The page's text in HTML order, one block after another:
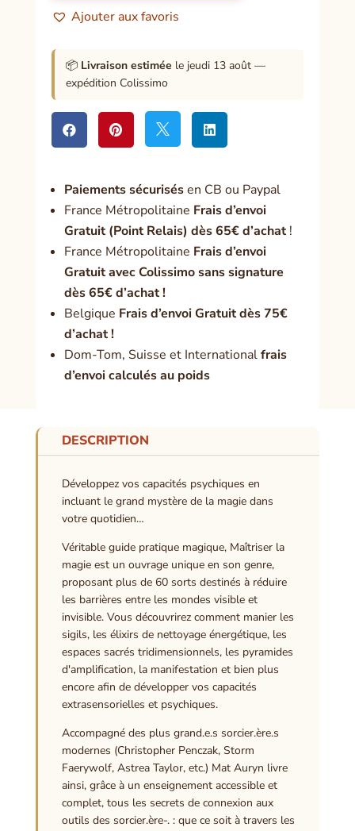
Ajouter aux favoris
📦 Livraison estimée le jeudi 13 août —
expédition Colissimo
   
Paiements sécurisésen CB ou Paypal
France Métropolitaine Frais d’envoi
Gratuit (Point Relais) dès 65€ d’achat!
France Métropolitaine Frais d’envoi
Gratuit avec Colissimo sans signature
dès 65€ d’achat !
Belgique Frais d’envoi Gratuit dès 75€
d’achat !
Dom-Tom, Suisse et Internationalfrais
d’envoi calculés au poids
DESCRIPTION
Développez vos capacités psychiques en
incluant le grand mystère de la magie dans
votre quotidien…
Véritable guide pratique magique, Maîtriser la
magie est un ouvrage unique en son genre,
proposant plus de 60 sorts destinés à réduire
les barrières entre les mondes visible et
invisible. Vous découvrirez comment manier les
sigils, les élixirs de nettoyage énergétique, les
espaces sacrés tridimensionnels, les pyramides
d'amplification, la manifestation et bien plus
encore afin de développer vos capacités
extrasensorielles et psychiques.
Accompagné des plus grand.e.s sorcier.ère.s
modernes (Christopher Penczak, Storm
Faerywolf, Astrea Taylor, etc.) Mat Auryn livre
ainsi, grâce à un enseignement accessible et
complet, tous les secrets de connexion aux
outils des sorcier.ère-. : que ce soit à travers les